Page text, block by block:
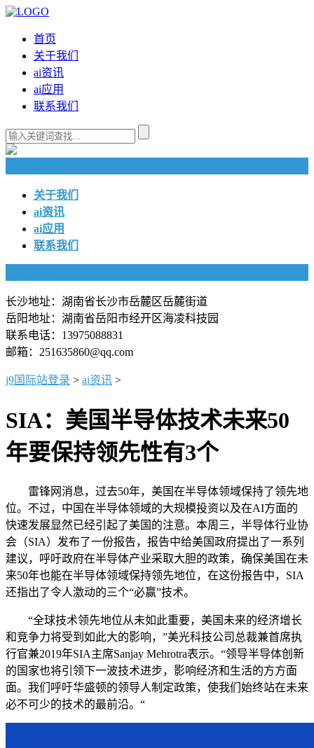
首页
关于我们
ai资讯
ai应用
联系我们
关于我们
ai资讯
ai应用
联系我们
长沙地址：湖南省长沙市岳麓区岳麓街道
岳阳地址：湖南省岳阳市经开区海凌科技园
联系电话：13975088831
邮箱：251635860@qq.com
j9国际站登录 > ai资讯 >
SIA：美国半导体技术未来50
年要保持领先性有3个
雷锋网消息，过去50年，美国在半导体领域保持了领先地
位。不过，中国在半导体领域的大规模投资以及在AI方面的
快速发展显然已经引起了美国的注意。本周三，半导体行业协
会（SIA）发布了一份报告，报告中给美国政府提出了一系列
建议，呼吁政府在半导体产业采取大胆的政策，确保美国在未
来50年也能在半导体领域保持领先地位，在这份报告中，SIA
还指出了令人激动的三个“必赢”技术。
“全球技术领先地位从未如此重要，美国未来的经济增长
和竞争力将受到如此大的影响，”美光科技公司总裁兼首席执
行官兼2019年SIA主席Sanjay Mehrotra表示。“领导半导体创新
的国家也将引领下一波技术进步，影响经济和生活的方方面
面。我们呼吁华盛顿的领导人制定政策，使我们始终站在未来
必不可少的技术的最前沿。“